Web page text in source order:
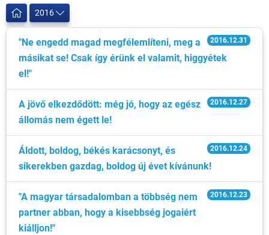
2016
2016.12.31
"Ne engedd magad megfélemlíteni, meg a
másikat se! Csak így érünk el valamit, higgyétek
el!"
2016.12.27
A jövő elkezdődött: még jó, hogy az egész
állomás nem égett le!
2016.12.24
Áldott, boldog, békés karácsonyt, és
sikerekben gazdag, boldog új évet kívánunk!
2016.12.23
"A magyar társadalomban a többség nem
partner abban, hogy a kisebbség jogaiért
kiálljon!"